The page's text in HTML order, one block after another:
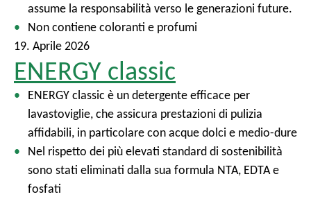
assume la responsabilità verso le generazioni future.
Non contiene coloranti e profumi
19. Aprile 2026
ENERGY classic
ENERGY classic è un detergente efficace per
lavastoviglie, che assicura prestazioni di pulizia
affidabili, in particolare con acque dolci e medio-dure
Nel rispetto dei più elevati standard di sostenibilità
sono stati eliminati dalla sua formula NTA, EDTA e
fosfati